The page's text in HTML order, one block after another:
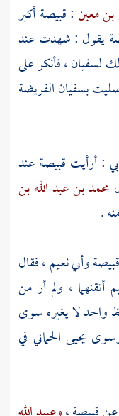
بن معين:قبيصةأكبر
يقول : شهدت عند
لسفيان، فأنكر على
بسفيانالفريضة
: أرأيت قبيصةعند
محمد بن عبد الله بن
.
قبيصةوأبي نعيم، فقال
أتقنهما ، ولم أر من
واحد لا يغيره سوى
يحيى الحماني في